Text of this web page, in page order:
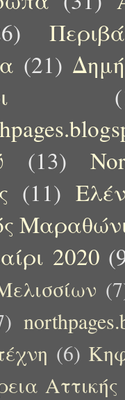
(21)
(13)
(11)
2020
(6)
Αττικής